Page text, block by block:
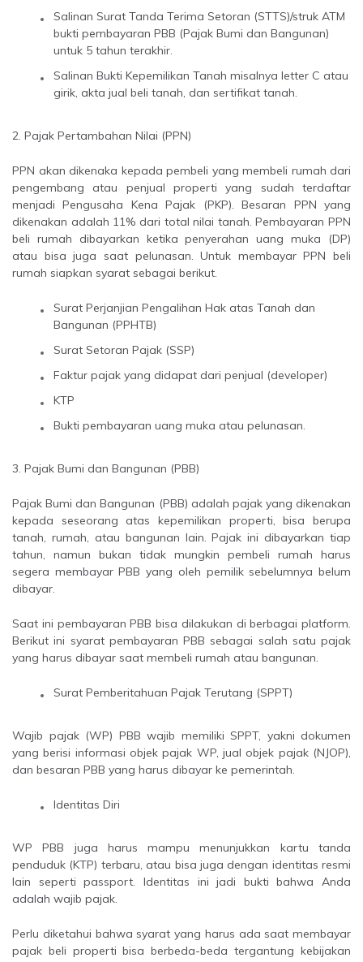
Salinan Surat Tanda Terima Setoran (STTS)/struk ATM
bukti pembayaran PBB (Pajak Bumi dan Bangunan)
untuk 5 tahun terakhir.
Salinan Bukti Kepemilikan Tanah misalnya letter C atau
girik, akta jual beli tanah, dan sertifikat tanah.
2. Pajak Pertambahan Nilai (PPN)
PPN akan dikenaka kepada pembeli yang membeli rumah dari
pengembang atau penjual properti yang sudah terdaftar
menjadi Pengusaha Kena Pajak (PKP). Besaran PPN yang
dikenakan adalah 11% dari total nilai tanah. Pembayaran PPN
beli rumah dibayarkan ketika penyerahan uang muka (DP)
atau bisa juga saat pelunasan. Untuk membayar PPN beli
rumah siapkan syarat sebagai berikut.
Surat Perjanjian Pengalihan Hak atas Tanah dan
Bangunan (PPHTB)
Surat Setoran Pajak (SSP)
Faktur pajak yang didapat dari penjual (developer)
KTP
Bukti pembayaran uang muka atau pelunasan.
3. Pajak Bumi dan Bangunan (PBB)
Pajak Bumi dan Bangunan (PBB) adalah pajak yang dikenakan
kepada seseorang atas kepemilikan properti, bisa berupa
tanah, rumah, atau bangunan lain. Pajak ini dibayarkan tiap
tahun, namun bukan tidak mungkin pembeli rumah harus
segera membayar PBB yang oleh pemilik sebelumnya belum
dibayar.
Saat ini pembayaran PBB bisa dilakukan di berbagai platform.
Berikut ini syarat pembayaran PBB sebagai salah satu pajak
yang harus dibayar saat membeli rumah atau bangunan.
Surat Pemberitahuan Pajak Terutang (SPPT)
Wajib pajak (WP) PBB wajib memiliki SPPT, yakni dokumen
yang berisi informasi objek pajak WP, jual objek pajak (NJOP),
dan besaran PBB yang harus dibayar ke pemerintah.
Identitas Diri
WP PBB juga harus mampu menunjukkan kartu tanda
penduduk (KTP) terbaru, atau bisa juga dengan identitas resmi
lain seperti passport. Identitas ini jadi bukti bahwa Anda
adalah wajib pajak.
Perlu diketahui bahwa syarat yang harus ada saat membayar
pajak beli properti bisa berbeda-beda tergantung kebijakan